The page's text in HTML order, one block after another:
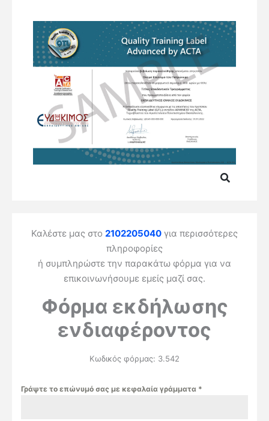
Καλέστε μας στο 2102205040 για περισσότερες
πληροφορίες
ή συμπληρώστε την παρακάτω φόρμα για να
επικοινωνήσουμε εμείς μαζί σας.
Φόρμα εκδήλωσης
ενδιαφέροντος
Κωδικός φόρμας: 3.542
Γράψτε το επώνυμό σας με κεφαλαία γράμματα *